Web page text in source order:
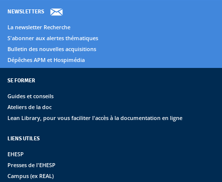
NEWSLETTERS
La newsletter Recherche
S'abonner aux alertes thématiques
Bulletin des nouvelles acquisitions
Dépêches APM et Hospimédia
SE FORMER
Guides et conseils
Ateliers de la doc
Lean Library, pour vous faciliter l'accès à la documentation en ligne
LIENS UTILES
EHESP
Presses de l'EHESP
Campus (ex REAL)